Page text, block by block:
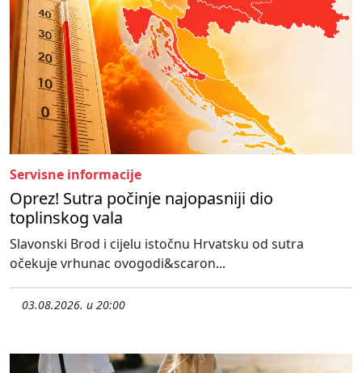
Servisne informacije
Oprez! Sutra počinje najopasniji dio
toplinskog vala
Slavonski Brod i cijelu istočnu Hrvatsku od sutra
očekuje vrhunac ovogodi&scaron...
03.08.2026. u 20:00